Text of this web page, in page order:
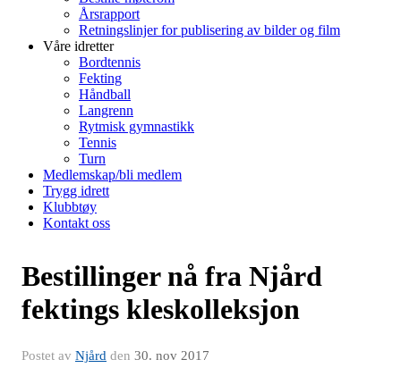
Årsrapport
Retningslinjer for publisering av bilder og film
Våre idretter
Bordtennis
Fekting
Håndball
Langrenn
Rytmisk gymnastikk
Tennis
Turn
Medlemskap/bli medlem
Trygg idrett
Klubbtøy
Kontakt oss
Bestillinger nå fra Njård
fektings kleskolleksjon
Postet av Njård den 30. nov 2017